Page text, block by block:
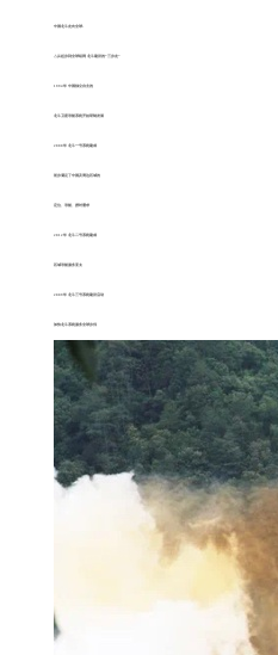
中国北斗走向全球↓
△从起步到全球组网 北斗建设的“三步走”
1994年 中国独立自主的
北斗卫星导航系统开始研制发展
2000年 北斗一号系统建成
初步满足了中国及周边区域的
定位、导航、授时需求
2012年 北斗二号系统建成
区域导航服务亚太
2009年 北斗三号系统建设启动
加快北斗系统服务全球步伐